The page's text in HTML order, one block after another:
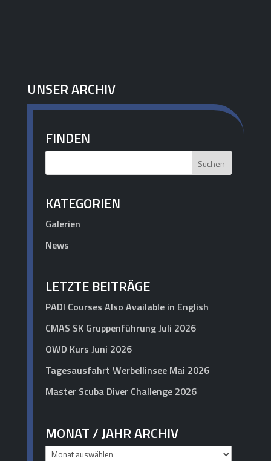
UNSER ARCHIV
FINDEN
KATEGORIEN
Galerien
News
LETZTE BEITRÄGE
PADI Courses Also Available in English
CMAS SK Gruppenführung Juli 2026
OWD Kurs Juni 2026
Tagesausfahrt Werbellinsee Mai 2026
Master Scuba Diver Challenge 2026
MONAT / JAHR ARCHIV
Monat